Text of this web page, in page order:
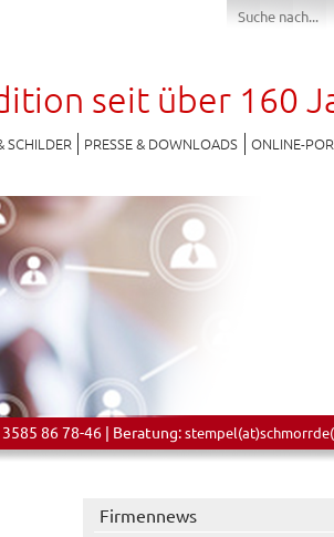
seit über 160
SCHILDER PRESSE & DOWNLOADS ONLINE-
3585 86 78-46 | Beratung:
Firmennews